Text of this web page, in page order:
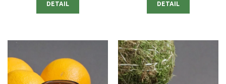
DETAIL DETAIL